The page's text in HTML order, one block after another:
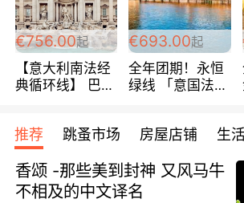
€756.00起
【意大利南法经
典循环线】 巴黎
宾馆 108欧/天起
全程756欧/位
€693.00起
全年团期！永恒
绿线 「意国法
欧/天起 ~包拼房
推荐 跳蚤市场 房屋店铺 生
香颂 -那些美到封神 又风马牛
不相及的中文译名